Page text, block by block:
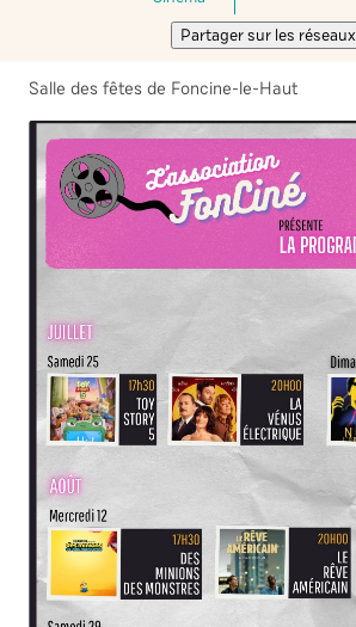
Partager sur les réseaux
Salle des fêtes de Foncine-le-Haut